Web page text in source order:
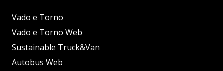
Vado e Torno
Vado e Torno Web
Sustainable Truck&Van
Autobus Web